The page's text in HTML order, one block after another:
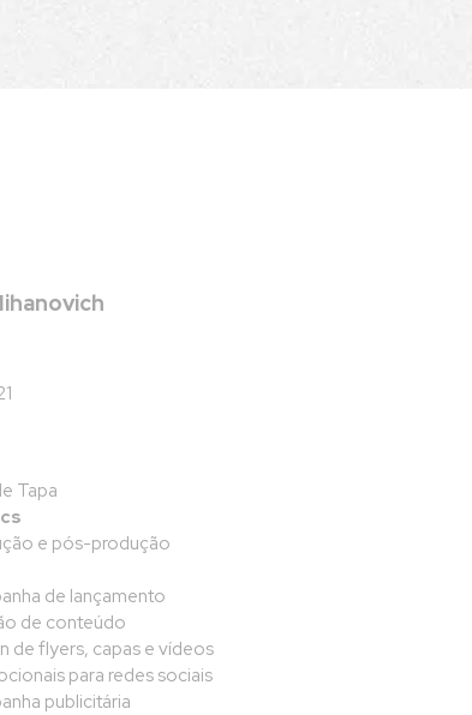
Tapa
e pós-produção
de lançamento
de conteúdo
de flyers, capas e vídeos
para redes sociais
publicitária